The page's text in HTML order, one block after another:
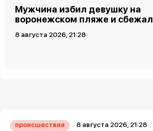
Мужчина избил девушку на
воронежском пляже и сбежал
8 августа 2026, 21:28
происшествия 8 августа 2026, 21:28